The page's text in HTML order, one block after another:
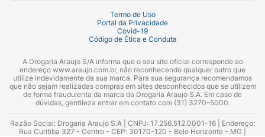
Termo de Uso
Portal da Privacidade
Covid-19
Código de Ética e Conduta
A Drogaria Araujo S/A informa que o seu site oficial corresponde ao
endereço www.araujo.com.br, não reconhecendo qualquer outro que
utilize indevidamente da sua marca. Para sua segurança recomendamos
que não sejam realizadas compras em sites desconhecidos que se utilizem
de forma fraudulenta da marca da Drogaria Araujo S.A. Em caso de
dúvidas, gentileza entrar em contato com (31) 3270-5000.
Razão Social: Drogaria Araujo S.A | CNPJ: 17.256.512.0001-16 | Endereço:
Rua Curitiba 327 - Centro - CEP: 30170-120 - Belo Horizonte - MG |